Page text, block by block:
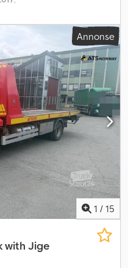
Annonse
1 / 15
with Jige